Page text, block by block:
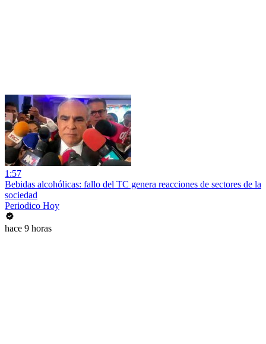
1:57
Bebidas alcohólicas: fallo del TC genera reacciones de sectores de la
sociedad
Periodico Hoy
hace 9 horas